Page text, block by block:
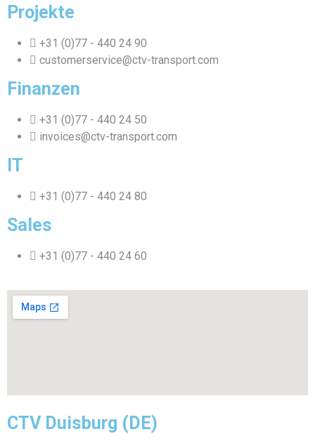
Projekte
+31 (0)77 - 440 24 90
customerservice@ctv-transport.com
Finanzen
+31 (0)77 - 440 24 50
invoices@ctv-transport.com
IT
+31 (0)77 - 440 24 80
Sales
+31 (0)77 - 440 24 60
CTV Duisburg (DE)